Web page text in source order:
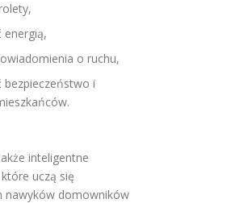
energią,
o ruchu,
bezpieczeństwo i
inteligentne
uczą się
nawyków domowników